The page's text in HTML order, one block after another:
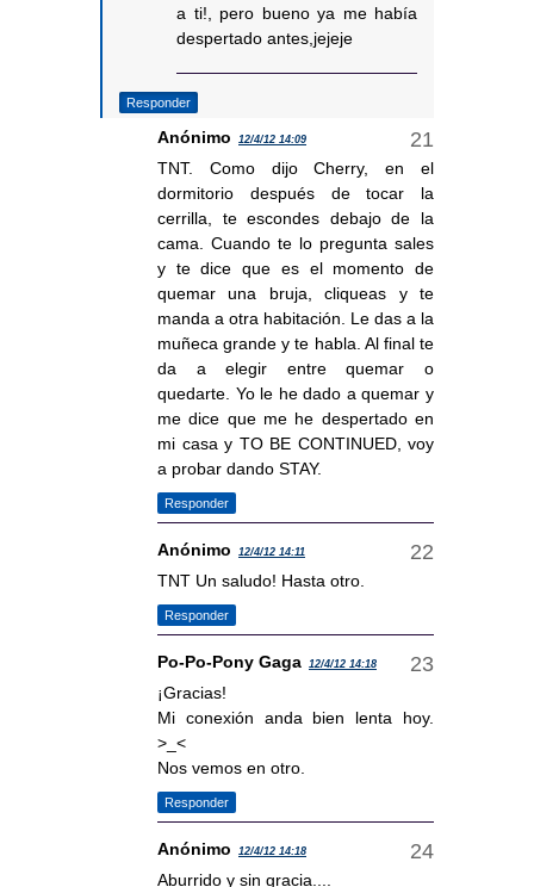
a ti!, pero bueno ya me había
despertado antes,jejeje
Responder
Anónimo 12/4/12 14:09
TNT. Como dijo Cherry, en el
dormitorio después de tocar la
cerrilla, te escondes debajo de la
cama. Cuando te lo pregunta sales
y te dice que es el momento de
quemar una bruja, cliqueas y te
manda a otra habitación. Le das a la
muñeca grande y te habla. Al final te
da a elegir entre quemar o
quedarte. Yo le he dado a quemar y
me dice que me he despertado en
mi casa y TO BE CONTINUED, voy
a probar dando STAY.
Responder
Anónimo 12/4/12 14:11
TNT Un saludo! Hasta otro.
Responder
Po-Po-Pony Gaga 12/4/12 14:18
¡Gracias!
Mi conexión anda bien lenta hoy.
>_<
Nos vemos en otro.
Responder
Anónimo 12/4/12 14:18
Aburrido y sin gracia....